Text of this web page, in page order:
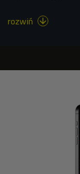
rozwiń 